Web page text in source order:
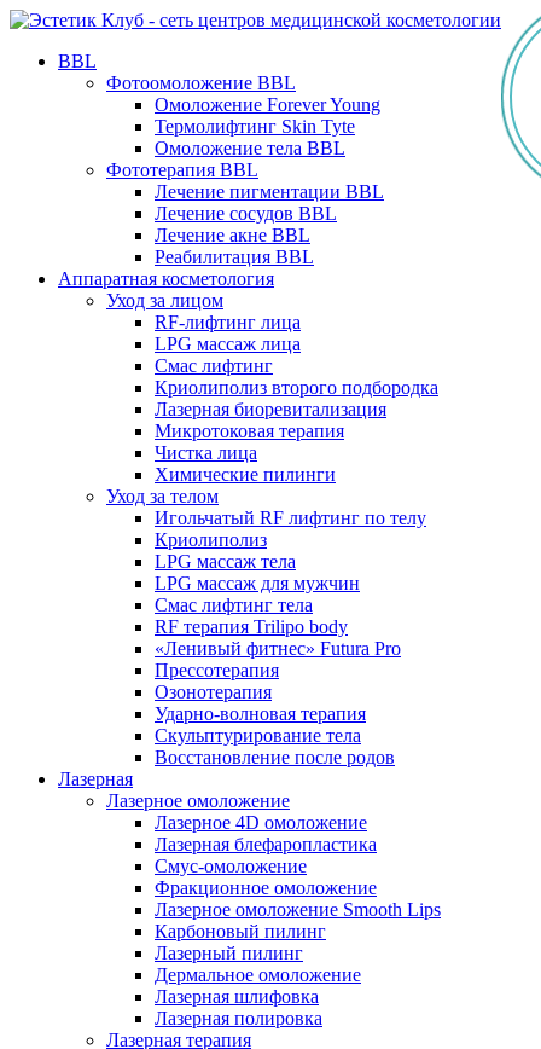
BBL
Фотоомоложение BBL
Омоложение Forever Young
Термолифтинг Skin Tyte
Омоложение тела BBL
Фототерапия BBL
Лечение пигментации BBL
Лечение сосудов BBL
Лечение акне BBL
Реабилитация BBL
Аппаратная косметология
Уход за лицом
RF-лифтинг лица
LPG массаж лица
Смас лифтинг
Криолиполиз второго подбородка
Лазерная биоревитализация
Микротоковая терапия
Чистка лица
Химические пилинги
Уход за телом
Игольчатый RF лифтинг по телу
Криолиполиз
LPG массаж тела
LPG массаж для мужчин
Смас лифтинг тела
RF терапия Trilipo body
«Ленивый фитнес» Futura Pro
Прессотерапия
Озонотерапия
Ударно-волновая терапия
Скульптурирование тела
Восстановление после родов
Лазерная
Лазерное омоложение
Лазерное 4D омоложение
Лазерная блефаропластика
Смус-омоложение
Фракционное омоложение
Лазерное омоложение Smooth Lips
Карбоновый пилинг
Лазерный пилинг
Дермальное омоложение
Лазерная шлифовка
Лазерная полировка
Лазерная терапия